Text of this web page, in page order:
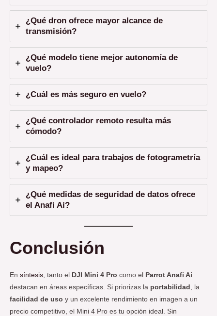
¿Qué dron ofrece mayor alcance de
transmisión?
¿Qué modelo tiene mejor autonomía de
vuelo?
¿Cuál es más seguro en vuelo?
¿Qué controlador remoto resulta más
cómodo?
¿Cuál es ideal para trabajos de fotogrametría
y mapeo?
¿Qué medidas de seguridad de datos ofrece
el Anafi Ai?
Conclusión
En síntesis, tanto el DJI Mini 4 Pro como el
Parrot Anafi Ai
destacan en áreas específicas. Si priorizas la portabilidad , la
facilidad de uso y un excelente rendimiento en imagen a un
precio competitivo, el Mini 4 Pro es tu opción ideal. Sin